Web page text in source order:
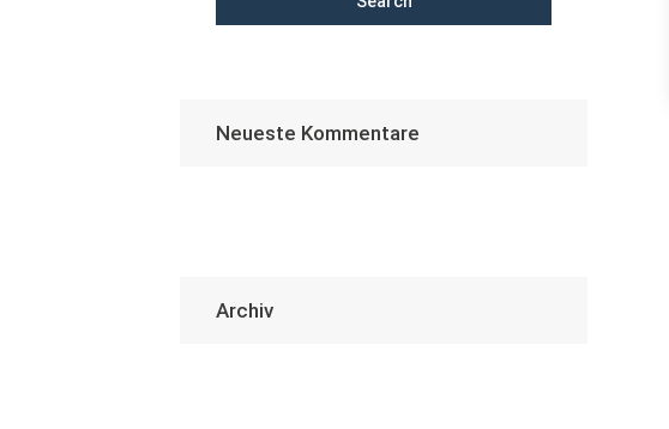
Neueste Kommentare
Archiv